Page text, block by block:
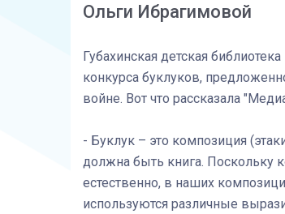
Ольги Ибрагимовой
Губахинская детская
конкурса буклуков,
войне. Вот что рассказала
- Буклук – это композиция
должна быть книга. Поскольку
естественно, в наших
используются различные